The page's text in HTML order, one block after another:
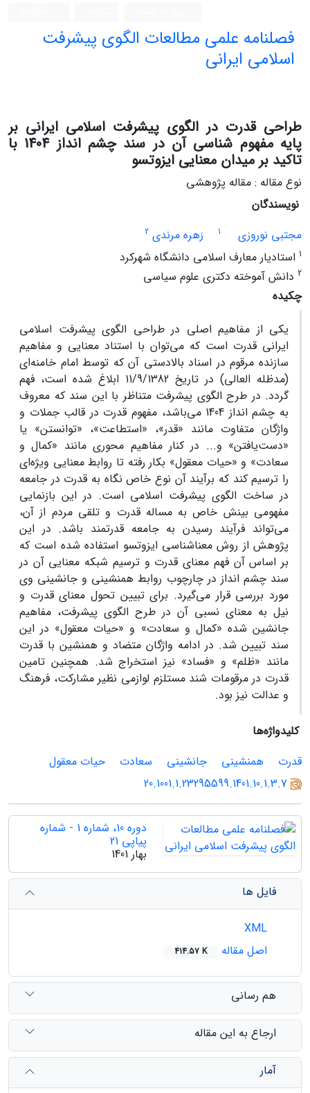
فصلنامه علمی مطالعات الگوی پیشرفت
اسلامی ایرانی
طراحی قدرت در الگوی پیشرفت اسلامی ایرانی بر
پایه مفهوم شناسی آن در سند چشم انداز 1404 با
تاکید بر میدان معنایی ایزوتسو
نوع مقاله : مقاله پژوهشی
نویسندگان
مجتبی نوروزی
1 زهره مرندی 2
1 استادیار معارف اسلامی دانشگاه شهرکرد
2 دانش آموخته دکتری علوم سیاسی
چکیده
یکی از مفاهیم اصلی در طراحی الگوی پیشرفت اسلامی
ایرانی قدرت است که می‌توان با استناد معنایی و مفاهیم
سازنده مرقوم در اسناد بالادستی آن که توسط امام خامنه‌ای
(مدظله العالی) در تاریخ 11/9/1382 ابلاغ شده است، فهم‌
‌گردد. در طرح الگوی پیشرفت متناظر با این سند که معروف
به چشم انداز 1404 می‌باشد، مفهوم قدرت در قالب جملات و
واژگان متفاوت مانند «قدر»، «استطاعت»، «توانستن» یا
«دست‌یافتن» و... در کنار مفاهیم محوری مانند «کمال و
سعادت» و «حیات معقول» بکار رفته تا روابط معنایی ویژه‌ای
را ترسیم کند که برآیند آن نوع خاص نگاه به قدرت در جامعه
در ساخت الگوی پیشرفت اسلامی است. در این بازنمایی
مفهومی بینش خاص به مساله قدرت و تلقی مردم از آن،
می‌تواند فرآیند رسیدن به جامعه قدرتمند باشد. در این
پژوهش از روش معناشناسی ایزوتسو استفاده شده است که
بر اساس آن فهم معنای قدرت و ترسیم شبکه معنایی آن در
سند چشم انداز در چارچوب روابط همنشینی و جانشینی وی
مورد بررسی قرار می‌گیرد. برای تبیین تحول معنای قدرت و
نیل به معنای نسبی آن در طرح الگوی پیشرفت، مفاهیم
جانشین شده «کمال و سعادت» و «حیات معقول» در این
سند تبیین شد. در ادامه واژگان متضاد و همنشین با قدرت
مانند «ظلم» و «فساد» نیز استخراج شد. همچنین تامین
قدرت در مرقومات شند مستلزم لوازمی نظیر مشارکت، فرهنگ
و عدالت نیز بود.
کلیدواژه‌ها
قدرت
همنشینی جانشینی سعادت
حیات معقول
20.1001.1.23295599.1401.10.1.3.7
دوره 10، شماره 1 - شماره
پیاپی 21
بهار 1401
فایل ها
اصل مقاله
414.57 K
هم رسانی
ارجاع به این مقاله
آمار